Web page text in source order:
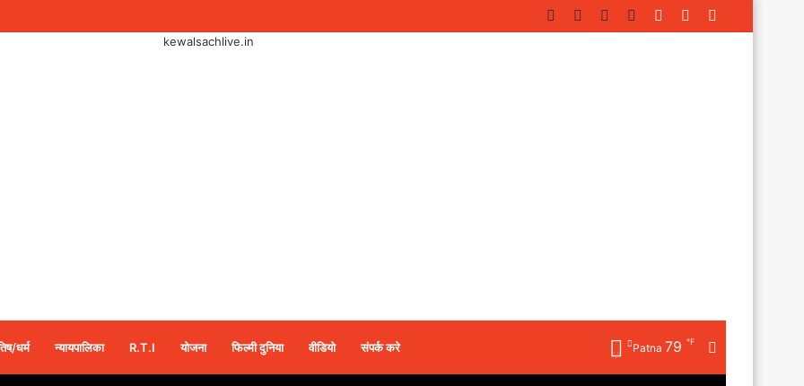
Random
Log
Instagram
YouTube
Twitter
Facebook
धर्म न्यायपालिका R.T.I योजना फिल्मी दुनिया वीडियो संपर्क करे Patna 79 ℉